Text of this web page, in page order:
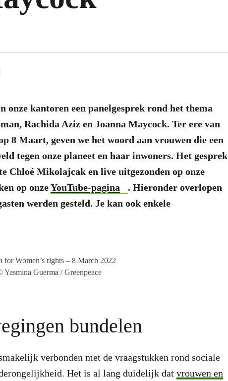
onze kantoren een panelgesprek rond het thema
Rachida Aziz en Joanna Maycock. Ter ere van
8 Maart, geven we het woord aan vrouwen die een
tegen onze planeet en haar inwoners. Het gesprek
Chloé Mikolajcak en live uitgezonden op onze
op onzeYouTube-pagina
. Hieronder overlopen
werden gesteld. Je kan ook enkele
for Women’s rights – 8 March 2022
Yasmina Guerma / Greenpeace
bundelen
verbonden met de vraagstukken rond sociale
Het is al lang duidelijk dat vrouwen en